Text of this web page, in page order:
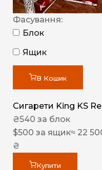
Фасування:
Блок
Ящик
В Кошик
Сигарети King KS
₴540 за блок
$500 за ящик≈ 22
₴
Купити